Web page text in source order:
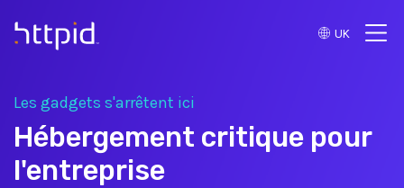
™
UK
Les gadgets s'arrêtent ici
Hébergement critique pour
l'entreprise